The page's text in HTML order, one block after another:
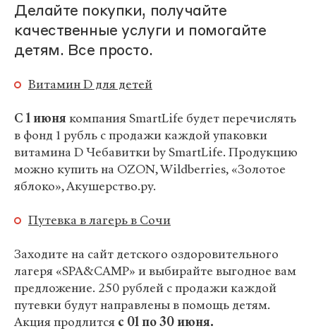
Делайте покупки, получайте
качественные услуги и помогайте
детям. Все просто.
Витамин D для детей
С 1 июнякомпания SmartLife будет перечислять
в фонд 1 рубль с продажи каждой упаковки
витамина D Чебавитки by SmartLife. Продукцию
можно купить на OZON, Wildberries, «Золотое
яблоко», Акушерство.ру.
Путевка в лагерь в Сочи
Заходите на сайт детского оздоровительного
лагеря «SPA&CAMP» и выбирайте выгодное вам
предложение. 250 рублей с продажи каждой
путевки будут направлены в помощь детям.
Акция продлится с 01 по 30 июня.